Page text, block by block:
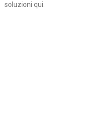
soluzioni qui.